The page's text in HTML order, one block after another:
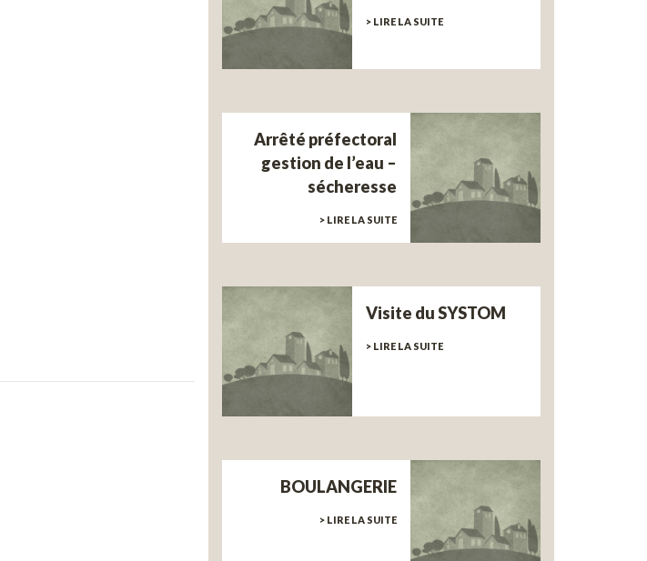
> LIRE LA SUITE
Arrêté préfectoral
gestion de l’eau –
sécheresse
> LIRE LA SUITE
Visite du SYSTOM
> LIRE LA SUITE
BOULANGERIE
> LIRE LA SUITE